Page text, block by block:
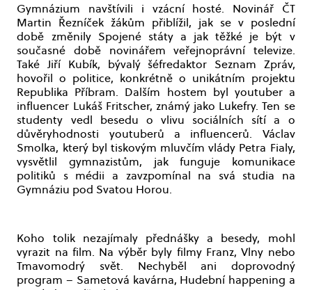
Gymnázium navštívili i vzácní hosté. Novinář ČT
Martin Řezníček žákům přiblížil, jak se v poslední
době změnily Spojené státy a jak těžké je být v
současné době novinářem veřejnoprávní televize.
Také Jiří Kubík, bývalý šéfredaktor Seznam Zpráv,
hovořil o politice, konkrétně o unikátním projektu
Republika Příbram. Dalším hostem byl youtuber a
influencer Lukáš Fritscher, známý jako Lukefry. Ten se
studenty vedl besedu o vlivu sociálních sítí a o
důvěryhodnosti youtuberů a influencerů. Václav
Smolka, který byl tiskovým mluvčím vlády Petra Fialy,
vysvětlil gymnazistům, jak funguje komunikace
politiků s médii a zavzpomínal na svá studia na
Gymnáziu pod Svatou Horou.
Koho tolik nezajímaly přednášky a besedy, mohl
vyrazit na film. Na výběr byly filmy Franz, Vlny nebo
Tmavomodrý svět. Nechyběl ani doprovodný
program – Sametová kavárna, Hudební happening a